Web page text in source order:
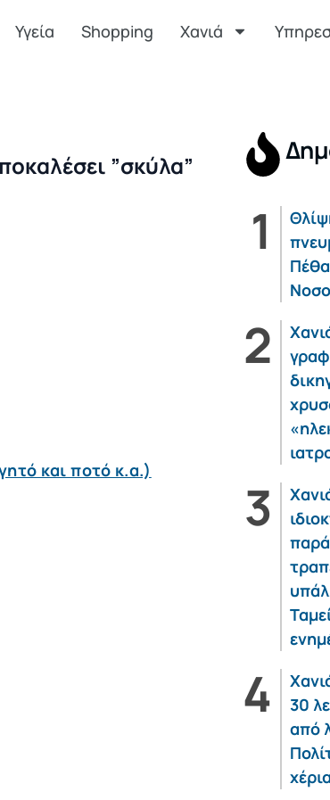
Υγεία Shopping Χανιά
”σκύλα”
και ποτό κ.α.)
30
από